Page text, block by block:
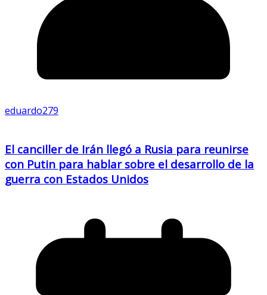
eduardo279
El canciller de Irán llegó a Rusia para reunirse
con Putin para hablar sobre el desarrollo de la
guerra con Estados Unidos